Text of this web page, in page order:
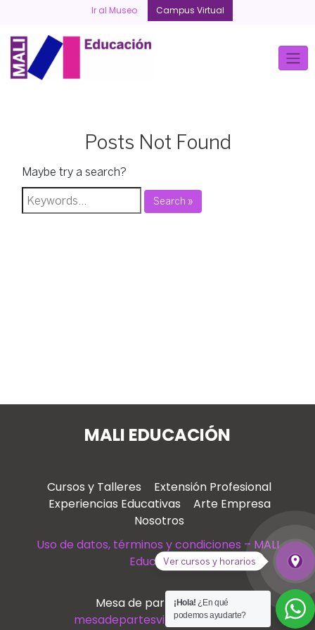
content
Ir al Museo Campus Virtual
Posts Not Found
Maybe try a search?
Search »
MALI EDUCACIÓN
Cursos y Talleres
Extensión Profesional
Experiencias Educativas
Arte Empresa
Nosotros
Uso de datos, términos y condiciones – MALI
Educación
Mesa de partes virtual
mesadepartesvirtual@mali.pe
¡Hola! ¿En qué
podemos ayudarte?
Ver
place
Ver cursos y horarios